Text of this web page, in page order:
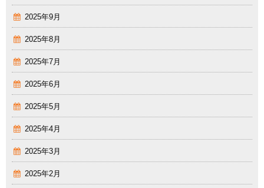
2025年9月
2025年8月
2025年7月
2025年6月
2025年5月
2025年4月
2025年3月
2025年2月